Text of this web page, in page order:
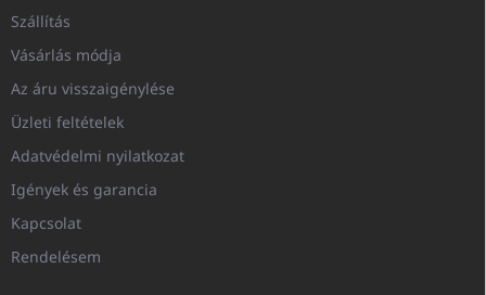
Szállítás
Vásárlás módja
Az áru visszaigénylése
Üzleti feltételek
Adatvédelmi nyilatkozat
Igények és garancia
Kapcsolat
Rendelésem